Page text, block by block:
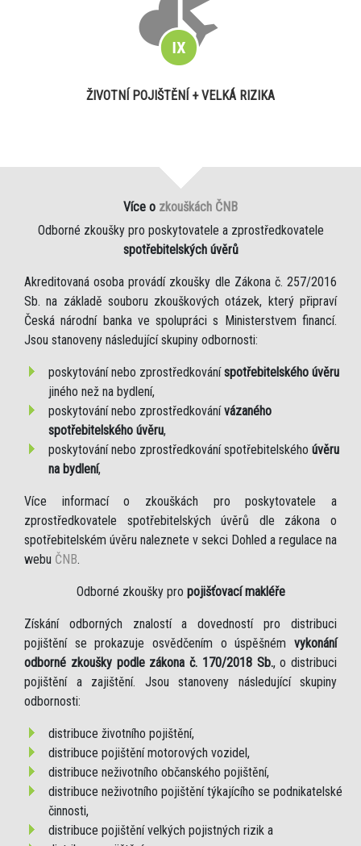
ŽIVOTNÍ POJIŠTĚNÍ + VELKÁ RIZIKA
Více o zkouškách ČNB
Odborné zkoušky pro poskytovatele a zprostředkovatele
spotřebitelských úvěrů
Akreditovaná osoba provádí zkoušky dle Zákona č. 257/2016
Sb. na základě souboru zkouškových otázek, který připraví
Česká národní banka ve spolupráci s Ministerstvem financí.
Jsou stanoveny následující skupiny odbornosti:
poskytování nebo zprostředkováníspotřebitelského úvěru
jiného než na bydlení,
poskytování nebo zprostředkovánívázaného
spotřebitelského úvěru,
poskytování nebo zprostředkování spotřebitelského úvěru
na bydlení,
Více informací o zkouškách pro poskytovatele a
zprostředkovatele spotřebitelských úvěrů dle zákona o
spotřebitelském úvěru naleznete v sekci Dohled a regulace na
webu ČNB.
Odborné zkoušky pro pojišťovací makléře
Získání odborných znalostí a dovedností pro distribuci
pojištění se prokazuje osvědčením o úspěšném vykonání
odborné zkoušky podle zákona č. 170/2018 Sb., o distribuci
pojištění a zajištění. Jsou stanoveny následující skupiny
odbornosti:
distribuce životního pojištění,
distribuce pojištění motorových vozidel,
distribuce neživotního občanského pojištění,
distribuce neživotního pojištění týkajícího se podnikatelské
činnosti,
distribuce pojištění velkých pojistných rizik a